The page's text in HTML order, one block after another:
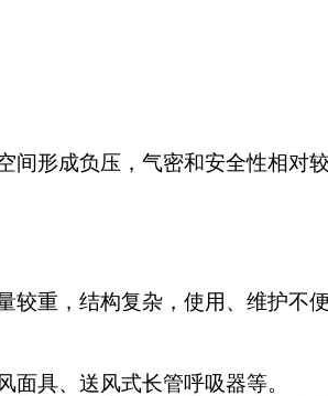
形成负压，气密和安全性相对较
重，结构复杂，使用、维护不便
具、送风式长管呼吸器等。